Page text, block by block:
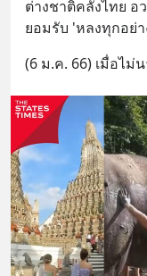
ต่างชาติคลั่งไทย อ
ยอมรับ 'หลงทุกอย่
(6 ม.ค. 66) เมื่อไม่